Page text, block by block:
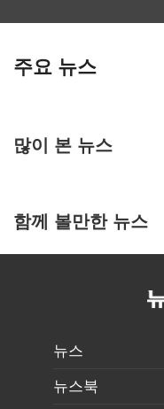
주요 뉴스
많이 본 뉴스
함께 볼만한 뉴스
뉴스
뉴스북